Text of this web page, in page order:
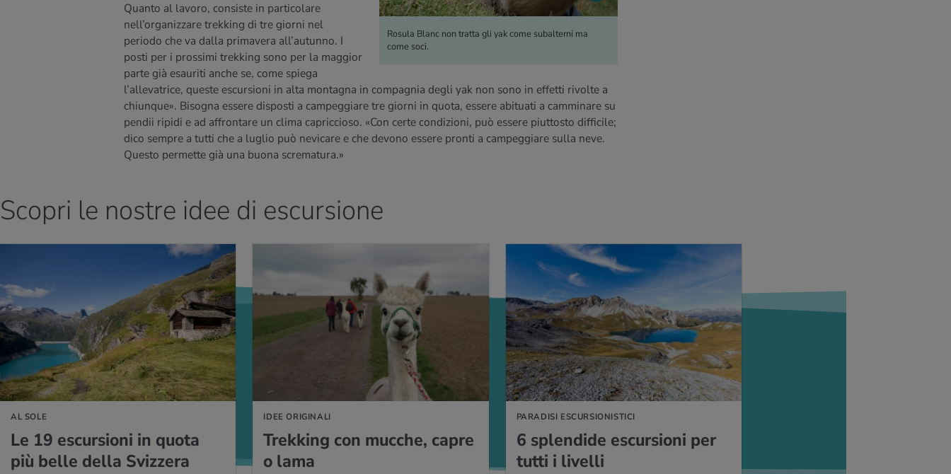
Rosula Blanc non tratta gli yak come subalterni ma
come soci.
Quanto al lavoro, consiste in particolare
nell’organizzare trekking di tre giorni nel
periodo che va dalla primavera all’autunno. I
posti per i prossimi trekking sono per la maggior
parte già esauriti anche se, come spiega
l’allevatrice, queste escursioni in alta montagna in compagnia degli yak non sono in effetti rivolte a
chiunque». Bisogna essere disposti a campeggiare tre giorni in quota, essere abituati a camminare su
pendii ripidi e ad affrontare un clima capriccioso. «Con certe condizioni, può essere piuttosto difficile;
dico sempre a tutti che a luglio può nevicare e che devono essere pronti a campeggiare sulla neve.
Questo permette già una buona scrematura.»
Scopri le nostre idee di escursione
AL SOLE
Le 19 escur­sio­ni in quota
più belle della Sviz­ze­ra
DI PIÙ
IDEE ORIGINALI
Trek­king con muc­che, capre
o lama
PER SAPERNE DI PIÙ
PARADISI ESCURSIONISTICI
6 splen­di­de escur­sio­ni per
tutti i li­vel­li